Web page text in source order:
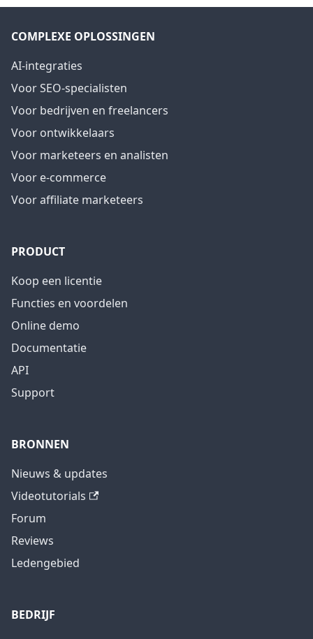
COMPLEXE OPLOSSINGEN
AI-integraties
Voor SEO-specialisten
Voor bedrijven en freelancers
Voor ontwikkelaars
Voor marketeers en analisten
Voor e-commerce
Voor affiliate marketeers
PRODUCT
Koop een licentie
Functies en voordelen
Online demo
Documentatie
API
Support
BRONNEN
Nieuws & updates
Videotutorials
Forum
Reviews
Ledengebied
BEDRIJF